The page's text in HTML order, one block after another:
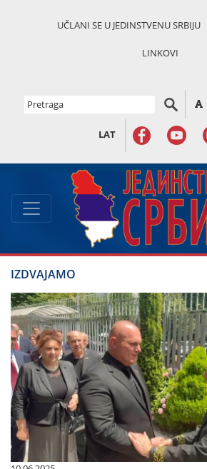
UČLANI SE U JEDINSTVENU SRBIJU
LINKOVI
LAT
IZDVAJAMO